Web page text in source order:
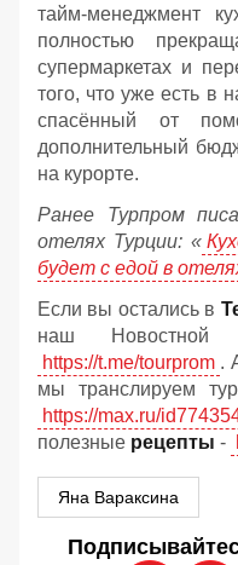
тайм-менеджмент
полностью
супермаркетах и
того, что уже есть в
спасённый от
дополнительный
на курорте.
Ранее Турпром
отелях Турции: «
будет с едой в
Если вы остались в
наш
https://t.me/tourprom .
мы транслируем
https://max.ru/
полезные рецепты -
Яна Вараксина